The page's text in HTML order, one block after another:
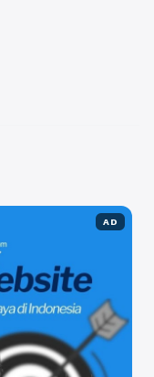
yang telah ada
AD